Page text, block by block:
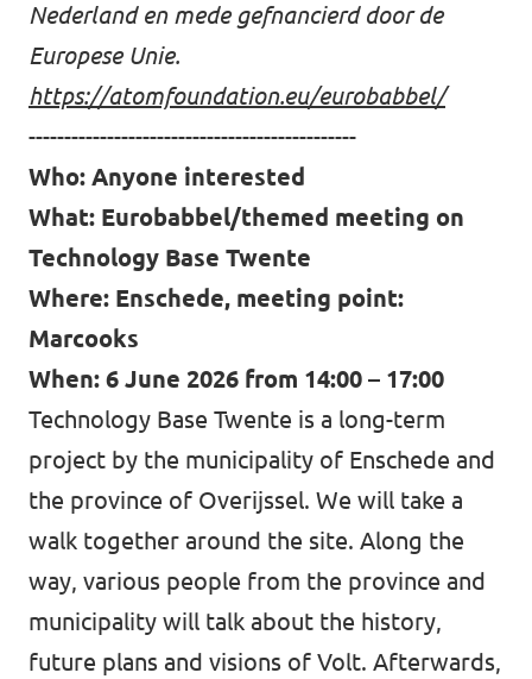
Nederland en mede gefnancierd door de
Europese Unie.
https://atomfoundation.eu/eurobabbel/
----------------------------------------------
Who: Anyone interested
What: Eurobabbel/themed meeting on
Technology Base Twente
Where: Enschede, meeting point:
Marcooks
When: 6 June 2026 from 14:00 – 17:00
Technology Base Twente is a long-term
project by the municipality of Enschede and
the province of Overijssel. We will take a
walk together around the site. Along the
way, various people from the province and
municipality will talk about the history,
future plans and visions of Volt. Afterwards,